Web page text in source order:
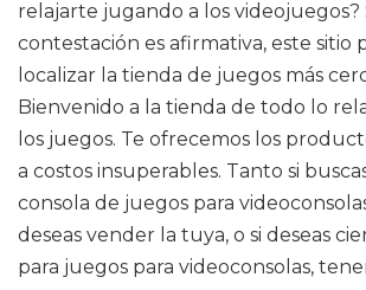
relajarte jugando a los videojuegos?
contestación es afirmativa, este sitio
localizar la tienda de juegos más
Bienvenido a la tienda de todo lo
los juegos. Te ofrecemos los
a costos insuperables. Tanto si
consola de juegos para
deseas vender la tuya, o si deseas
para juegos para videoconsolas,